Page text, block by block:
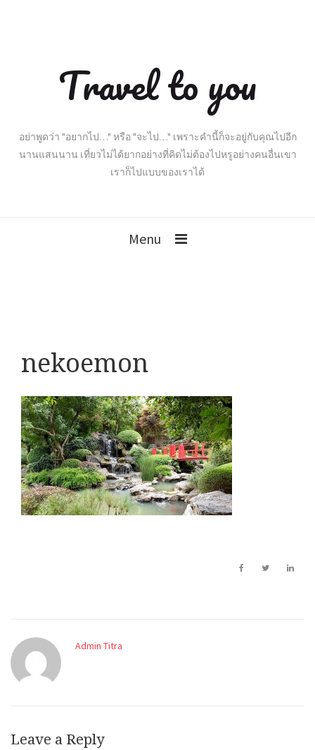
Travel to you
อย่าพูดว่า "อยากไป…" หรือ "จะไป…" เพราะคำนี้ก็จะอยู่กับคุณไปอีก
นานแสนนาน เที่ยวไม่ได้ยากอย่างที่คิดไม่ต้องไปหรูอย่างคนอื่นเขา
เราก็ไปแบบของเราได้
Menu
nekoemon
Admin Titra
Leave a Reply